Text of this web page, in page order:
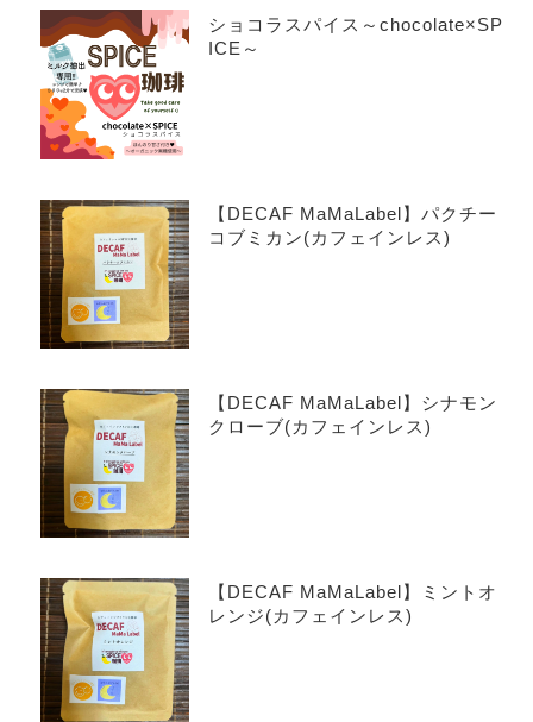
ショコラスパイス～chocolate×SP
ICE～
【DECAF MaMaLabel】パクチー
コブミカン(カフェインレス)
【DECAF MaMaLabel】シナモン
クローブ(カフェインレス)
【DECAF MaMaLabel】ミントオ
レンジ(カフェインレス)